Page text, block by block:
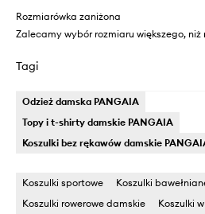
Rozmiarówka zaniżona
Zalecamy wybór rozmiaru większego, niż
Tagi
Odzież damska PANGAIA
Topy i t-shirty damskie PANGAIA
Koszulki bez rękawów damskie
Koszulki sportowe
Koszulki
Koszulki rowerowe damskie
Koszulki